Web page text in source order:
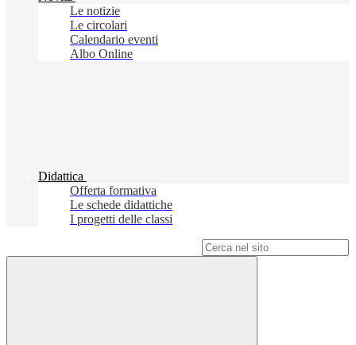
Le notizie
Le circolari
Calendario eventi
Albo Online
Didattica
Offerta formativa
Le schede didattiche
I progetti delle classi